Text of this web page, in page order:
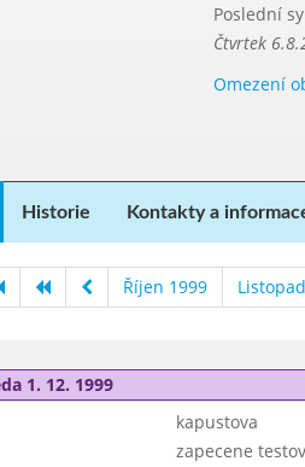
Poslední
Čtvrtek
Omezení
Historie Kontakty a
Říjen 1999
1. 12. 1999
kapustova
zapecene